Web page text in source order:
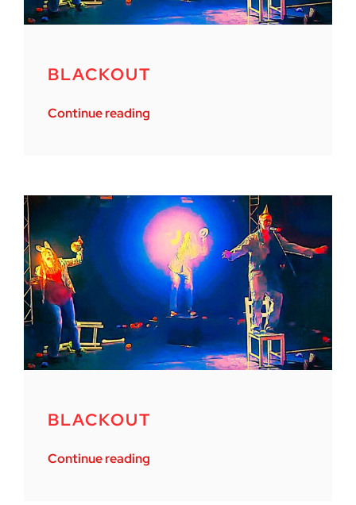
BLACKOUT
Continue reading
BLACKOUT
Continue reading